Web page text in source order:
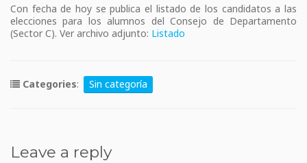
Con fecha de hoy se publica el listado de los candidatos a las
elecciones para los alumnos del Consejo de Departamento
(Sector C). Ver archivo adjunto: Listado
Categories: Sin categoría
Leave a reply